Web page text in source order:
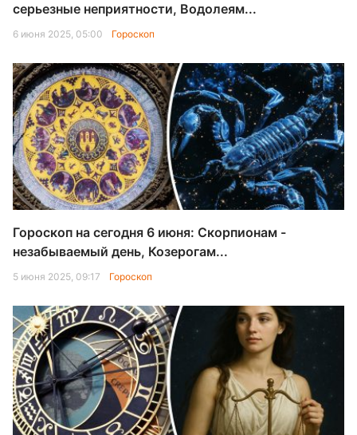
серьезные неприятности, Водолеям...
6 июня 2025, 05:00 Гороскоп
Гороскоп на сегодня 6 июня: Скорпионам -
незабываемый день, Козерогам...
5 июня 2025, 09:17 Гороскоп